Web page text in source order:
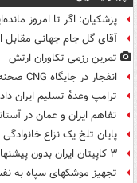
پزشکیان: اگر تا امروز
آقای گل جام جهانی مقابل
تمرین رزمی تکاوران ارتش
انفجار در جایگاه CNG صحنه یک کشته و سه مصدوم برجا گذاشت
ترامپ وعدۀ تسلیم ایران
تفاهم ایران و عمان در
پایان تلخ یک نزاع
۳ کاپیتان ایران بدون پیشنهاد بزرگ
تجهیز موشکهای سپاه به